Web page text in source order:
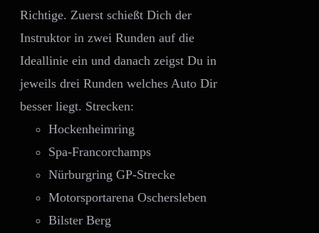
Richtige. Zuerst schießt Dich der
Instruktor in zwei Runden auf die
Ideallinie ein und danach zeigst Du in
jeweils drei Runden welches Auto Dir
besser liegt. Strecken:
Hockenheimring
Spa-Francorchamps
Nürburgring GP-Strecke
Motorsportarena Oschersleben
Bilster Berg